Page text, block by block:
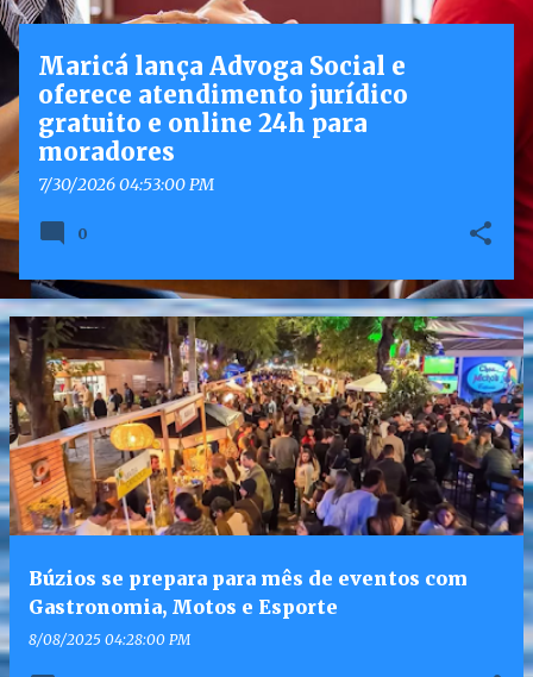
g
e
s
Maricá lança Advoga Social e
oferece atendimento jurídico
gratuito e online 24h para
moradores
7/30/2026 04:53:00 PM
0
Búzios se prepara para mês de eventos com
Gastronomia, Motos e Esporte
8/08/2025 04:28:00 PM